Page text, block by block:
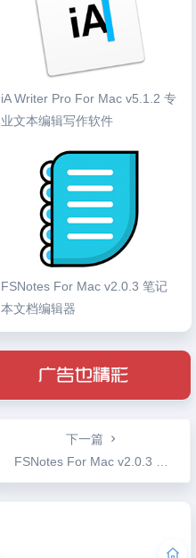
iA Writer Pro For Mac v5.1.2 专
业文本编辑写作软件
FSNotes For Mac v2.0.3 笔记
本文档编辑器
下一篇
FSNotes For Mac v2.0.3 笔记本文档编辑器